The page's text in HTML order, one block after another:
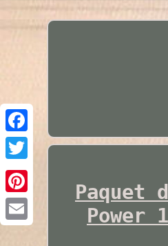
Twitter
Paquet
Power